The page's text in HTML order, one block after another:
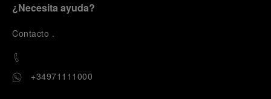
¿Necesita ayuda?
Contacto .
+34971111000